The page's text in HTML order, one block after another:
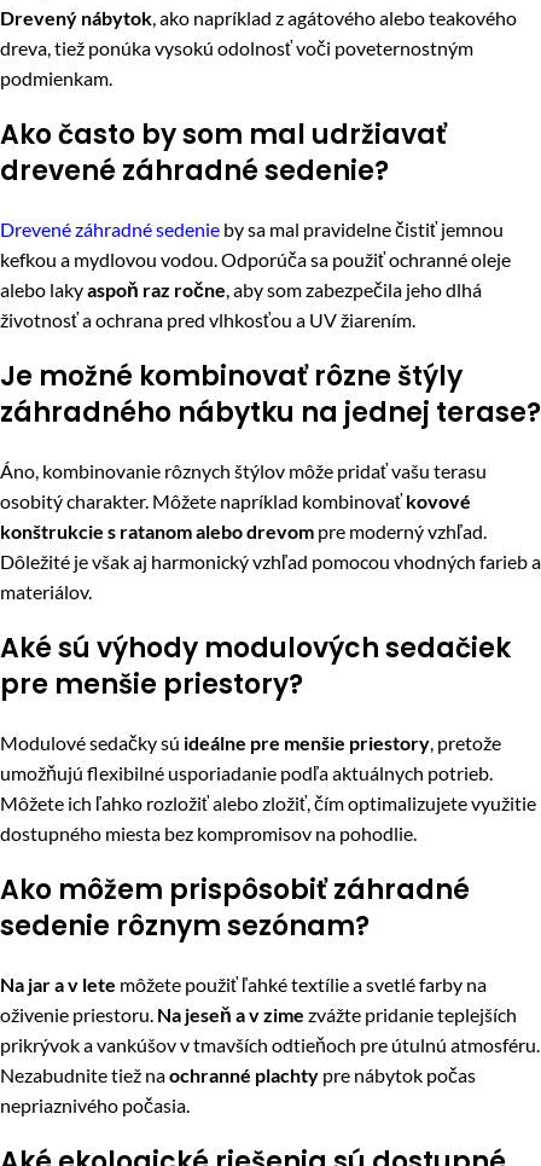
Drevený nábytok , ako napríklad z agátového alebo teakového
dreva, tiež ponúka vysokú odolnosť voči poveternostným
podmienkam.
Ako často by som mal udržiavať
drevené záhradné sedenie?
Drevené záhradné sedenie by sa mal pravidelne čistiť jemnou
kefkou a mydlovou vodou. Odporúča sa použiť ochranné oleje
alebo lakyaspoň raz ročne , aby som zabezpečila jeho dlhá
životnosť a ochrana pred vlhkosťou a UV žiarením.
Je možné kombinovať rôzne štýly
záhradného nábytku na jednej terase?
Áno, kombinovanie rôznych štýlov môže pridať vašu terasu
osobitý charakter. Môžete napríklad kombinovaťkovové
konštrukcie s ratanom alebo drevom pre moderný vzhľad.
Dôležité je však aj harmonický vzhľad pomocou vhodných farieb a
materiálov.
Aké sú výhody modulových sedačiek
pre menšie priestory?
Modulové sedačky sú ideálne pre menšie priestory , pretože
umožňujú flexibilné usporiadanie podľa aktuálnych potrieb.
Môžete ich ľahko rozložiť alebo zložiť, čím optimalizujete využitie
dostupného miesta bez kompromisov na pohodlie.
Ako môžem prispôsobiť záhradné
sedenie rôznym sezónam?
Na jar a v lete môžete použiť ľahké textílie a svetlé farby na
oživenie priestoru. Na jeseň a v zime zvážte pridanie teplejších
prikrývok a vankúšov v tmavších odtieňoch pre útulnú atmosféru.
Nezabudnite tiež naochranné plachty pre nábytok počas
nepriaznivého počasia.